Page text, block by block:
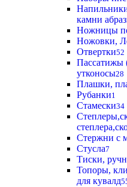
камни
Ножницы
Ножовки,
Отвертки52
Пассатижы
утконосы28
Плашки,
Рубанки1
Стамески34
Стержни с
Стусла7
Тиски,
Топоры,
для кувалд